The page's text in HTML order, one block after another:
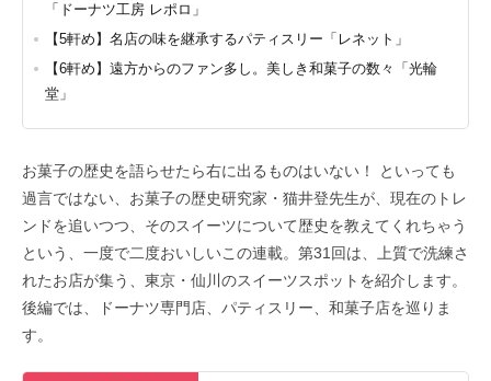
「ドーナツ工房 レポロ」
【5軒め】名店の味を継承するパティスリー「レネット」
【6軒め】遠方からのファン多し。美しき和菓子の数々「光輪
堂」
お菓子の歴史を語らせたら右に出るものはいない！ といっても
過言ではない、お菓子の歴史研究家・猫井登先生が、現在のトレ
ンドを追いつつ、そのスイーツについて歴史を教えてくれちゃう
という、一度で二度おいしいこの連載。第31回は、上質で洗練さ
れたお店が集う、東京・仙川のスイーツスポットを紹介します。
後編では、ドーナツ専門店、パティスリー、和菓子店を巡りま
す。